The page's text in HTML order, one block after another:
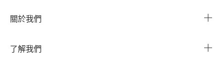
我的帳戶
我的訂單
關於我們
了解我們